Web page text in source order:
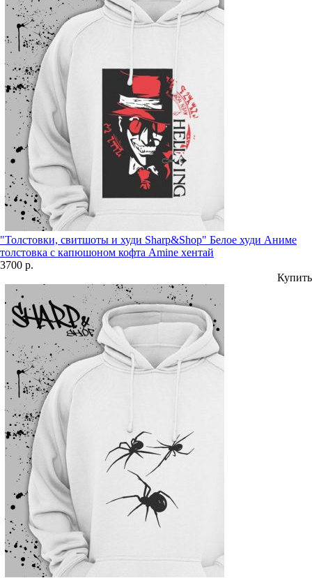
"Толстовки, свитшоты и худи Sharp&Shop" Белое худи Аниме
толстовка с капюшоном кофта Amine хентай
3700 р.
Купить